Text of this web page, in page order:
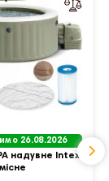
26.08.2026
надувне Intex